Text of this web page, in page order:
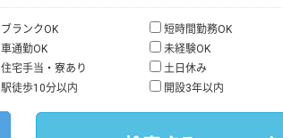
ブランクOK
短時間勤務OK
車通勤OK
未経験OK
住宅手当・寮あり
土日休み
駅徒歩10分以内 開設3年以内